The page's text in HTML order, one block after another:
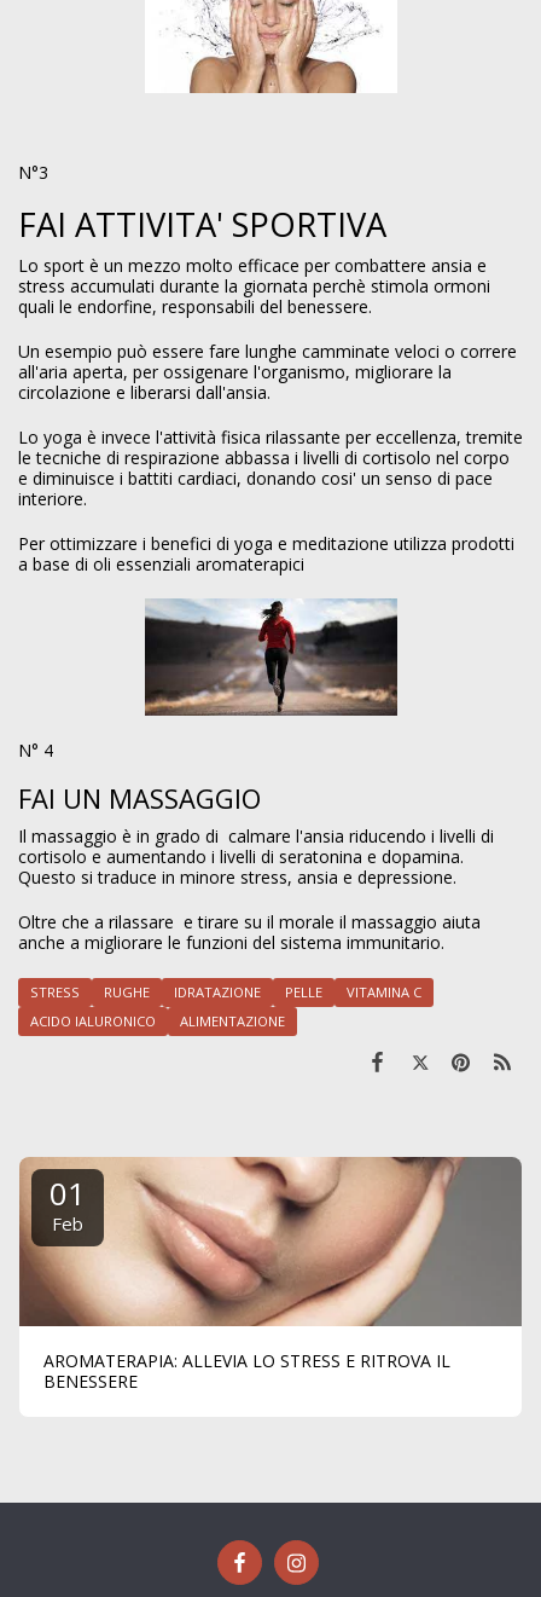
N°3
FAI ATTIVITA' SPORTIVA
Lo sport è un mezzo molto efficace per combattere ansia e
stress accumulati durante la giornata perchè stimola ormoni
quali le endorfine, responsabili del benessere.
Un esempio può essere fare lunghe camminate veloci o correre
all'aria aperta, per ossigenare l'organismo, migliorare la
circolazione e liberarsi dall'ansia.
Lo yoga è invece l'attività fisica rilassante per eccellenza, tremite
le tecniche di respirazione abbassa i livelli di cortisolo nel corpo
e diminuisce i battiti cardiaci, donando cosi' un senso di pace
interiore.
Per ottimizzare i benefici di yoga e meditazione utilizza prodotti
a base di oli essenziali aromaterapici
N° 4
FAI UN MASSAGGIO
Il massaggio è in grado di calmare l'ansia riducendo i livelli di
cortisolo e aumentando i livelli di seratonina e dopamina.
Questo si traduce in minore stress, ansia e depressione.
Oltre che a rilassare e tirare su il morale il massaggio aiuta
anche a migliorare le funzioni del sistema immunitario.
STRESS RUGHE IDRATAZIONE PELLE
VITAMINA C
ACIDO IALURONICO
ALIMENTAZIONE
01
Feb
AROMATERAPIA: ALLEVIA LO STRESS E RITROVA IL
BENESSERE